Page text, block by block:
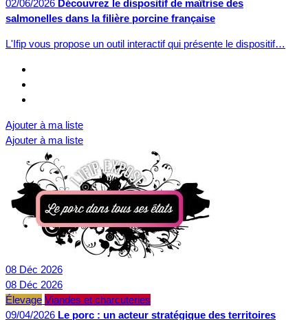
02/06/2026 Découvrez le dispositif de maîtrise des
salmonelles dans la filière porcine française
L'Ifip vous propose un outil interactif qui présente le dispositif…
Ajouter à ma liste
Ajouter à ma liste
08 Déc 2026
08 Déc 2026
Élevage Viandes et charcuteries
09/04/2026 Le porc : un acteur stratégique des territoires